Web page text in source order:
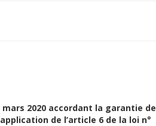
2020 accordant la garantie de
de l’article 6 de la loi n°